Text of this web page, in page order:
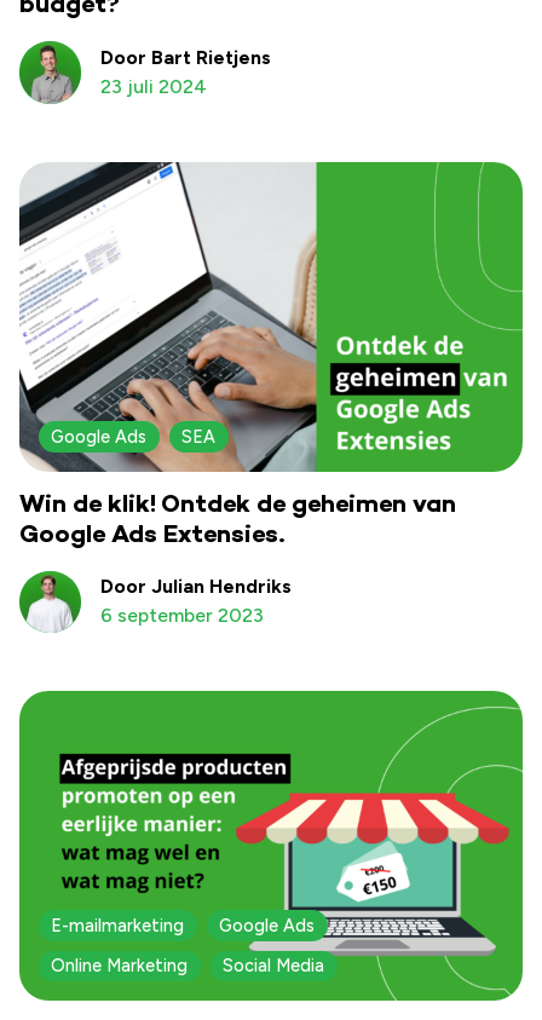
budget?
Door Bart Rietjens
23 juli 2024
Google Ads SEA
Win de klik! Ontdek de geheimen van
Google Ads Extensies.
Door Julian Hendriks
6 september 2023
E-mailmarketing
Google Ads
Online Marketing
Social Media